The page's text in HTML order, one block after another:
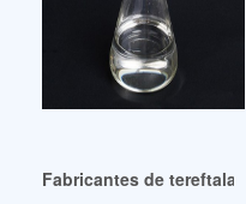
Fabricantes de